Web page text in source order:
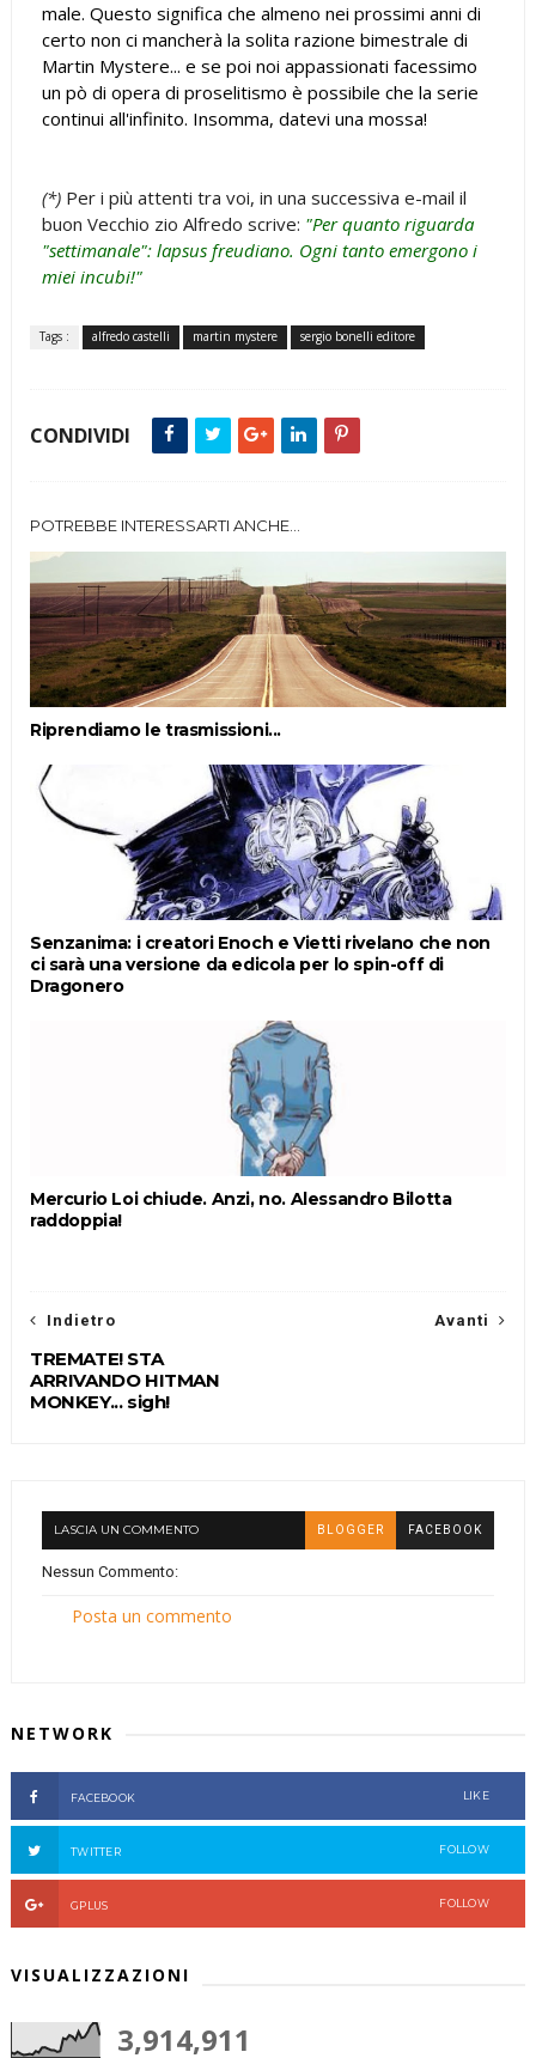
male. Questo significa che almeno nei prossimi anni di
certo non ci mancherà la solita razione bimestrale di
Martin Mystere... e se poi noi appassionati facessimo
un pò di opera di proselitismo è possibile che la serie
continui all'infinito. Insomma, datevi una mossa!
(*) Per i più attenti tra voi, in una successiva e-mail il
buon Vecchio zio Alfredo scrive: "Per quanto riguarda
"settimanale": lapsus freudiano. Ogni tanto emergono i
miei incubi!"
Tags : alfredo castelli martin mystere sergio bonelli editore
CONDIVIDI
POTREBBE INTERESSARTI ANCHE...
Riprendiamo le trasmissioni...
Senzanima: i creatori Enoch e Vietti rivelano che non
ci sarà una versione da edicola per lo spin-off di
Dragonero
Mercurio Loi chiude. Anzi, no. Alessandro Bilotta
raddoppia!
Avanti
Indietro
TREMATE! STA
ARRIVANDO HITMAN
MONKEY... sigh!
LASCIA UN COMMENTO BLOGGER FACEBOOK
Nessun Commento:
Posta un commento
NETWORK
FACEBOOK LIKE
TWITTER FOLLOW
GPLUS FOLLOW
VISUALIZZAZIONI
3,914,911